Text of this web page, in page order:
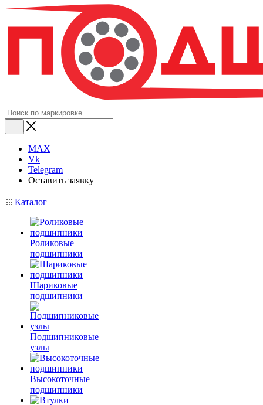
MAX
Vk
Telegram
Оставить заявку
Каталог
Роликовые
подшипники
Шариковые
подшипники
Подшипниковые
узлы
Высокоточные
подшипники